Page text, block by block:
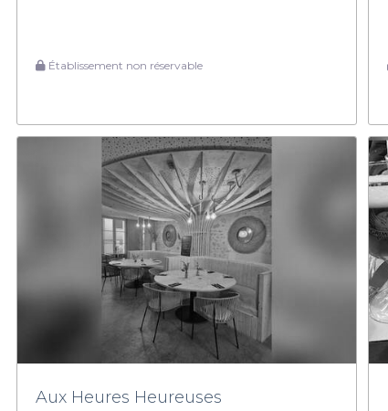
Établissement non réservable
Aux Heures Heureuses